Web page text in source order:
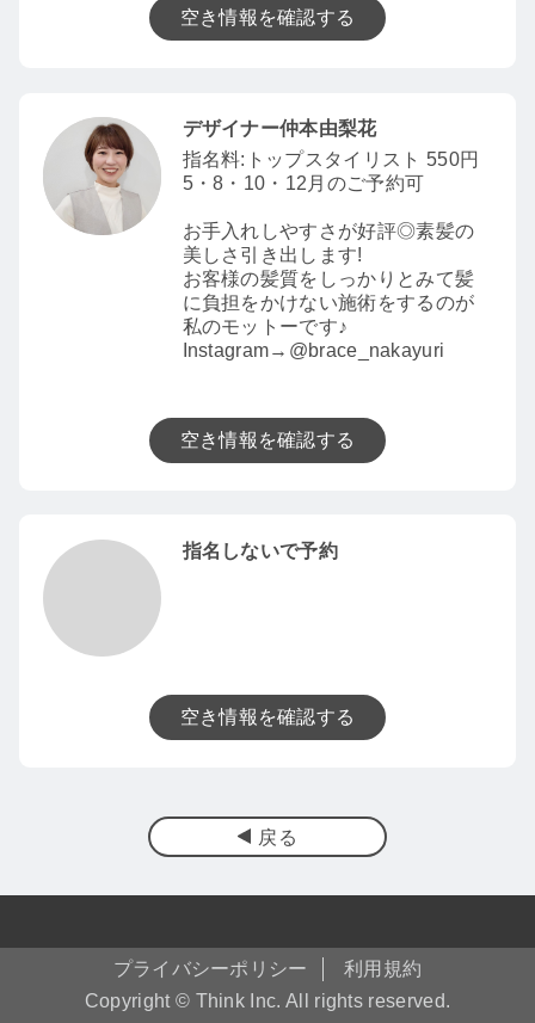
空き情報を確認する
デザイナー仲本由梨花
指名料:トップスタイリスト 550円
5・8・10・12月のご予約可
お手入れしやすさが好評◎素髪の
美しさ引き出します!
お客様の髪質をしっかりとみて髪
に負担をかけない施術をするのが
私のモットーです♪
Instagram→@brace_nakayuri
空き情報を確認する
指名しないで予約
空き情報を確認する
戻る
プライバシーポリシー
利用規約
Copyright © Think Inc. All rights reserved.